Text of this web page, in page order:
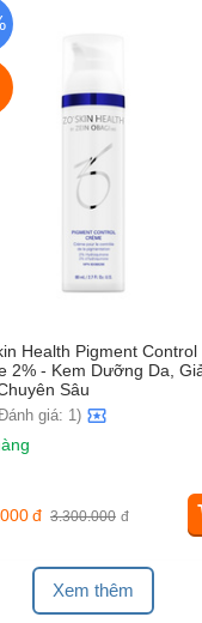
Health Pigment Control
2% - Kem Dưỡng Da,
Sâu
giá: 1)
3.300.000 đ
đ
Xem thêm